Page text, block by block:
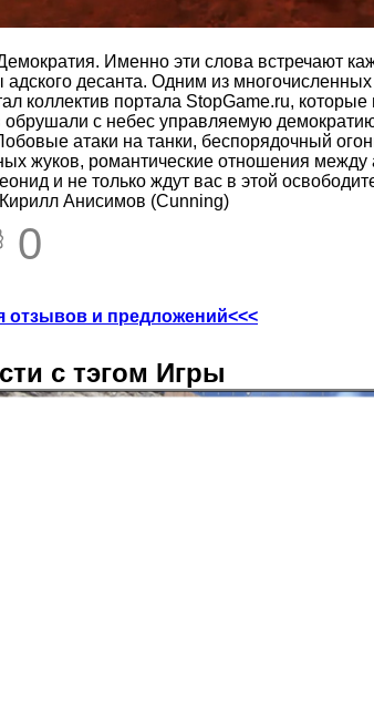
Именно эти слова встречают
адского десанта. Одним из
коллектив портала StopGame.ru,
обрушали с небес управляемую
атаки на танки, беспорядочный
жуков, романтические отношения между
и не только ждут вас в этой
Анисимов (Cunning)
0
отзывов и предложений<<<
с тэгом Игры